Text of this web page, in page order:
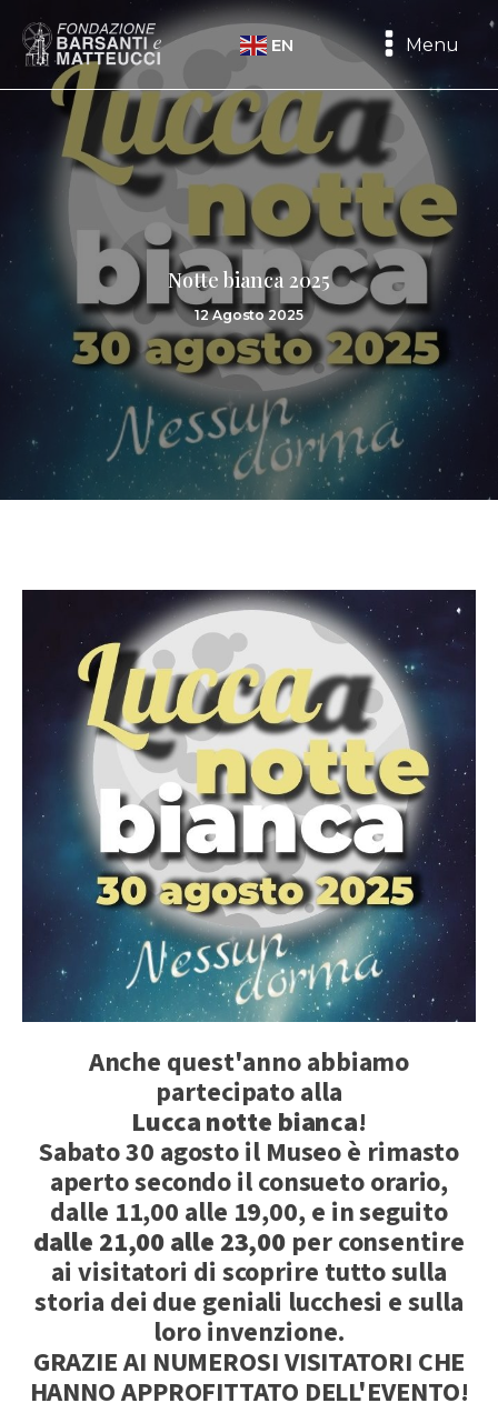
EN Menu
Notte bianca 2025
12 Agosto 2025
Anche quest'anno abbiamo
partecipato alla
Lucca notte bianca!
Sabato 30 agosto il Museo è rimasto
aperto secondo il consueto orario,
dalle 11,00 alle 19,00, e in seguito
dalle 21,00 alle 23,00 per consentire
ai visitatori di scoprire tutto sulla
storia dei due geniali lucchesi e sulla
loro invenzione.
GRAZIE AI NUMEROSI VISITATORI CHE
HANNO APPROFITTATO DELL'EVENTO!